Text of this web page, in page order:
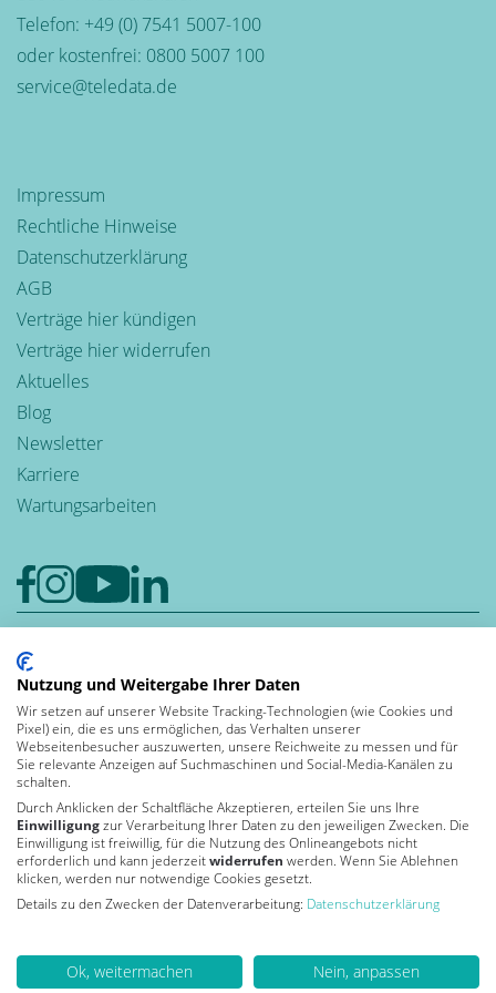
Telefon: +49 (0) 7541 5007-100
oder kostenfrei: 0800 5007 100
service@teledata.de
Impressum
Rechtliche Hinweise
Datenschutzerklärung
AGB
Verträge hier kündigen
Verträge hier widerrufen
Aktuelles
Blog
Newsletter
Karriere
Wartungsarbeiten
Leben und
arbeiten in der
Bewerten auch Sie uns bei Google
Von Kununu ausgezeichnet
als Top Arbeitgeber 2026
Nutzung und Weitergabe Ihrer Daten
Wir setzen auf unserer Website Tracking-Technologien (wie Cookies und
Pixel) ein, die es uns ermöglichen, das Verhalten unserer
Webseitenbesucher auszuwerten, unsere Reichweite zu messen und für
Sie relevante Anzeigen auf Suchmaschinen und Social-Media-Kanälen zu
schalten.
Durch Anklicken der Schaltfläche Akzeptieren, erteilen Sie uns Ihre
Einwilligungzur Verarbeitung Ihrer Daten zu den jeweiligen Zwecken. Die
Einwilligung ist freiwillig, für die Nutzung des Onlineangebots nicht
erforderlich und kann jederzeitwiderrufen werden. Wenn Sie Ablehnen
klicken, werden nur notwendige Cookies gesetzt.
Details zu den Zwecken der Datenverarbeitung: Datenschutzerklärung
Ok, weitermachen Nein, anpassen